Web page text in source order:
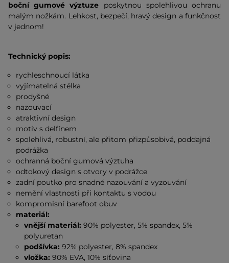
boční gumové výztuze poskytnou spolehlivou ochranu
malým nožkám. Lehkost, bezpečí, hravý design a funkčnost
v jednom!
Technický popis:
rychleschnoucí látka
vyjímatelná stélka
prodyšné
nazouvací
atraktivní design
motiv s delfínem
spolehlivá, robustní, ale přitom přizpůsobivá, poddajná
podrážka
ochranná boční gumová výztuha
odtokový design s otvory v podrážce
zadní poutko pro snadné nazouvání a vyzouvání
nemění vlastnosti při kontaktu s vodou
kompromisní barefoot obuv
materiál:
vnější materiál: 90% polyester, 5% spandex, 5%
polyuretan
podšívka: 92% polyester, 8% spandex
vložka: 90% EVA, 10% síťovina